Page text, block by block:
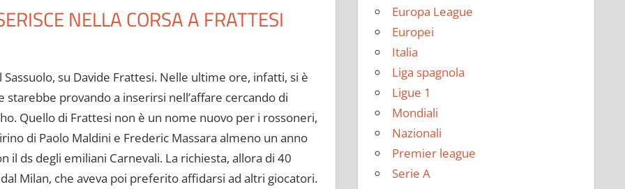
NELLA CORSA A FRATTESI
su Davide Frattesi. Nelle ultime ore, infatti, si è
provando a inserirsi nell’affare cercando di
Quello di Frattesi non è un nome nuovo per i rossoneri,
di Paolo Maldini e Frederic Massara almeno un anno
il ds degli emiliani Carnevali. La richiesta, allora di 40
Milan, che aveva poi preferito affidarsi ad altri giocatori.
Europa League
Europei
Italia
Liga spagnola
Ligue 1
Mondiali
Nazionali
Premier league
Serie A